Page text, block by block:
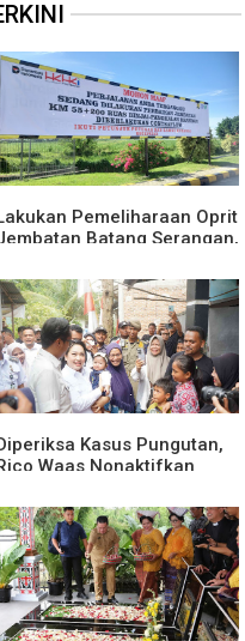
Pemeliharaan Oprit
Batang Serangan,
di KM 55 Tol
Kasus Pungutan,
Waas Nonaktifkan